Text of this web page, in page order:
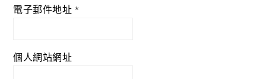
電子郵件地址 *
個人網站網址